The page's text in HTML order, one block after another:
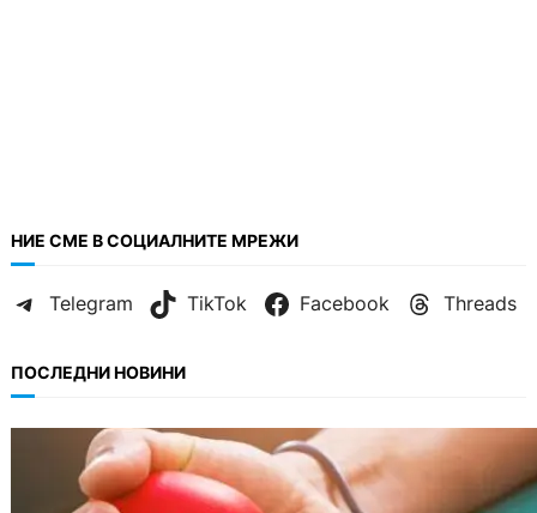
НИЕ СМЕ В СОЦИАЛНИТЕ МРЕЖИ
Telegram TikTok Facebook Threads
ПОСЛЕДНИ НОВИНИ
ОБЩЕСТВО
Варна има спешна нужда от кръводарители
с кръвна група 0+